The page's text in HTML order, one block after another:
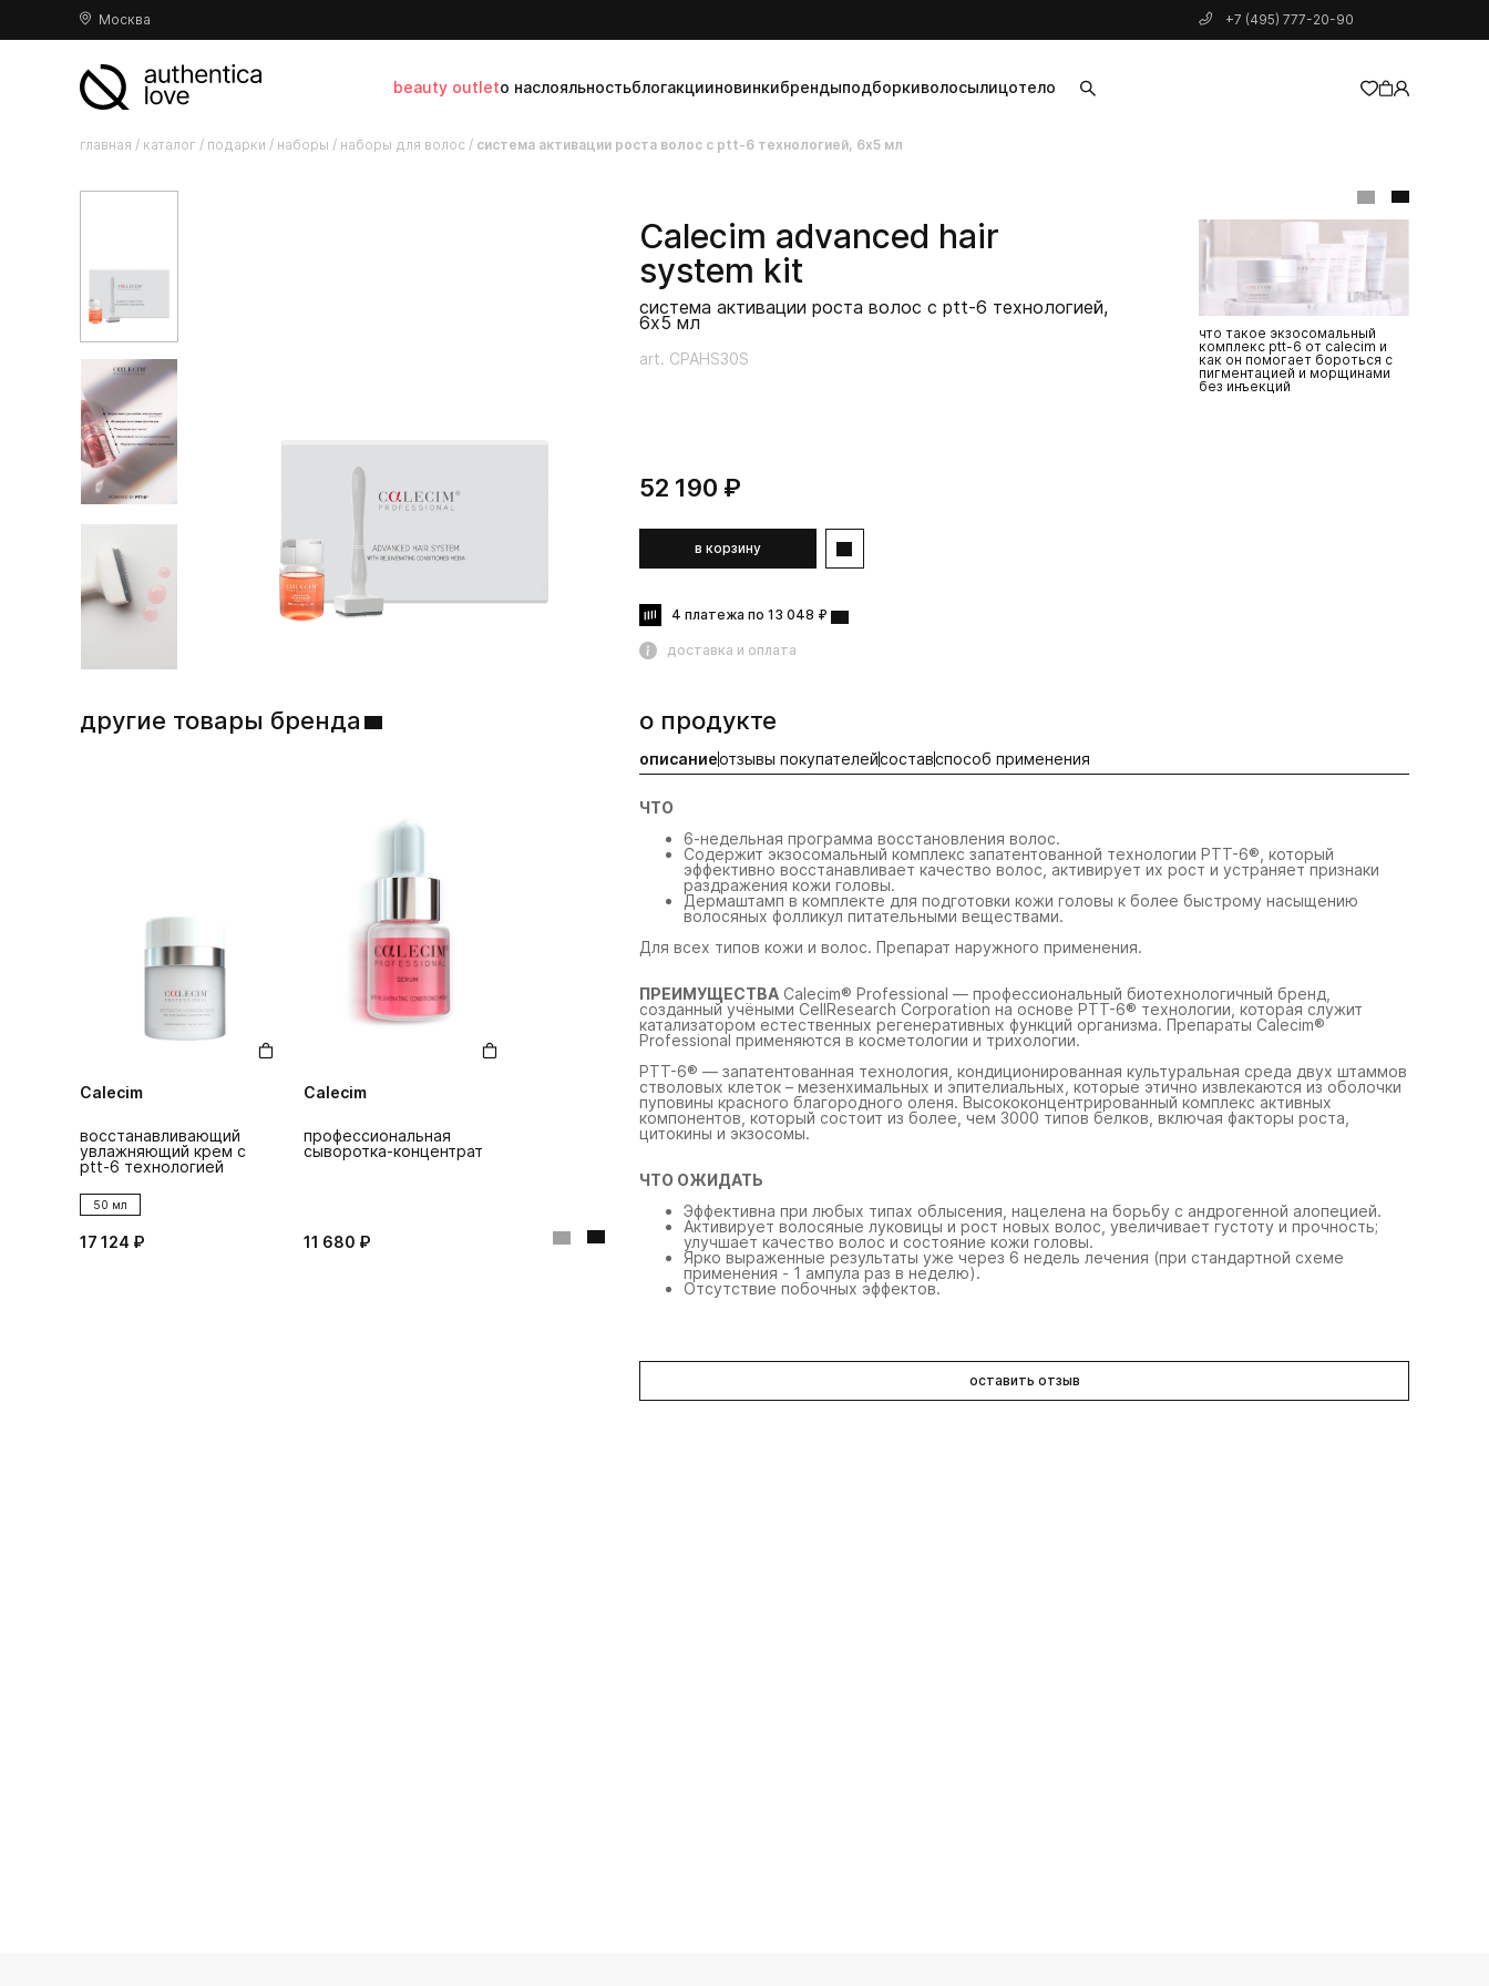
Москва +7 (495) 777-20-90
beauty outletо наслояльностьблогакцииновинкибрендыподборкиволосылицотело
главная / каталог / подарки / наборы / наборы для волос / система активации роста волос с ptt-6 технологией, 6x5 мл
Calecim advanced hair
system kit
система активации роста волос с ptt-6 технологией,
6x5 мл
art. CPAHS30S
52 190 ₽
в корзину
4 платежа по 13 048 ₽
доставка и оплата
что такое экзосомальный
комплекс ptt-6 от calecim и
как он помогает бороться с
пигментацией и морщинами
без инъекций
другие товары бренда
Calecim
восстанавливающий
увлажняющий крем c
ptt-6 технологией
50 мл
17 124 ₽
Calecim
профессиональная
сыворотка-концентрат
11 680 ₽
профессиональная
24 800 ₽
о продукте
описание
ЧТО
6-недельная программа восстановления волос.
Содержит экзосомальный комплекс запатентованной технологии PTT-6®, который
эффективно восстанавливает качество волос, активирует их рост и устраняет признаки
раздражения кожи головы.
Дермаштамп в комплекте для подготовки кожи головы к более быстрому насыщению
волосяных фолликул питательными веществами.
Для всех типов кожи и волос. Препарат наружного применения.
ПРЕИМУЩЕСТВА Calecim® Professional — профессиональный биотехнологичный бренд,
созданный учёными CellResearch Corporation на основе PTT-6® технологии, которая служит
катализатором естественных регенеративных функций организма. Препараты Calecim®
Professional применяются в косметологии и трихологии.
PTT-6® — запатентованная технология, кондиционированная культуральная среда двух штаммов
стволовых клеток – мезенхимальных и эпителиальных, которые этично извлекаются из оболочки
пуповины красного благородного оленя. Высококонцентрированный комплекс активных
компонентов, который состоит из более, чем 3000 типов белков, включая факторы роста,
цитокины и экзосомы.
ЧТО ОЖИДАТЬ
Эффективна при любых типах облысения, нацелена на борьбу с андрогенной алопецией.
Активирует волосяные луковицы и рост новых волос, увеличивает густоту и прочность;
улучшает качество волос и состояние кожи головы.
Ярко выраженные результаты уже через 6 недель лечения (при стандартной схеме
применения - 1 ампула раз в неделю).
Отсутствие побочных эффектов.
отзывы покупателейсоставспособ применения
оставить отзыв